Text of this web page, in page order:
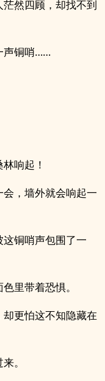
然四顾，却找不到
声铜哨……
响起！
，墙外就会响起一
铜哨声包围了一
里带着恐惧。
更怕这不知隐藏在
。